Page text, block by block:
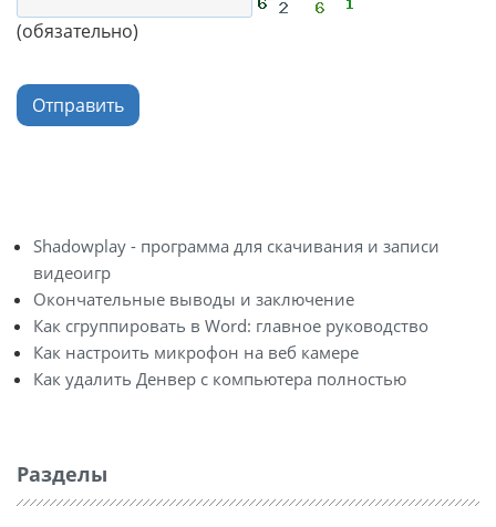
(обязательно)
Отправить
Shadowplay - программа для скачивания и записи
видеоигр
Окончательные выводы и заключение
Как сгруппировать в Word: главное руководство
Как настроить микрофон на веб камере
Как удалить Денвер с компьютера полностью
Разделы